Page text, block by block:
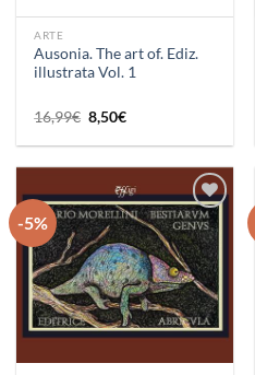
ARTE
Ausonia. The art of. Ediz.
illustrata Vol. 1
16,99€ Il
prezzo
originale
16,99€.
8,50€Il
attuale
8,50€.
-5%
Aggiungi
alla lista
dei
desideri